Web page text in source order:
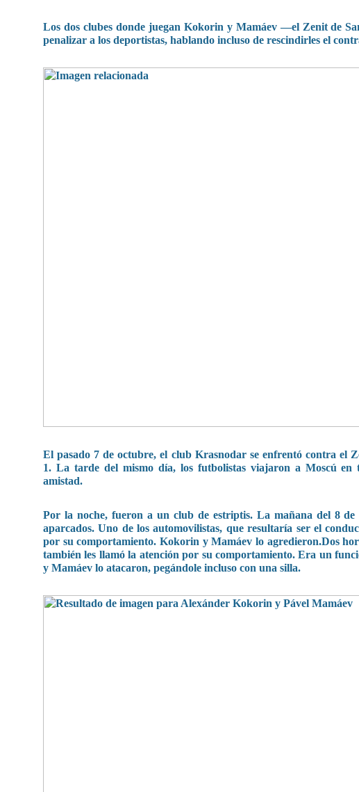
Los dos clubes donde juegan Kokorin y Mamáev —el Zenit de
penalizar a los deportistas, hablando incluso de rescindirles el
El pasado 7 de octubre, el club Krasnodar se enfrentó contra el
1. La tarde del mismo día, los futbolistas viajaron a Moscú
amistad.
Por la noche, fueron a un club de estriptis. La mañana del 8
aparcados. Uno de los automovilistas, que resultaría ser el
por su comportamiento. Kokorin y Mamáev lo agredieron.Dos
también les llamó la atención por su comportamiento. Era un
y Mamáev lo atacaron, pegándole incluso con una silla.